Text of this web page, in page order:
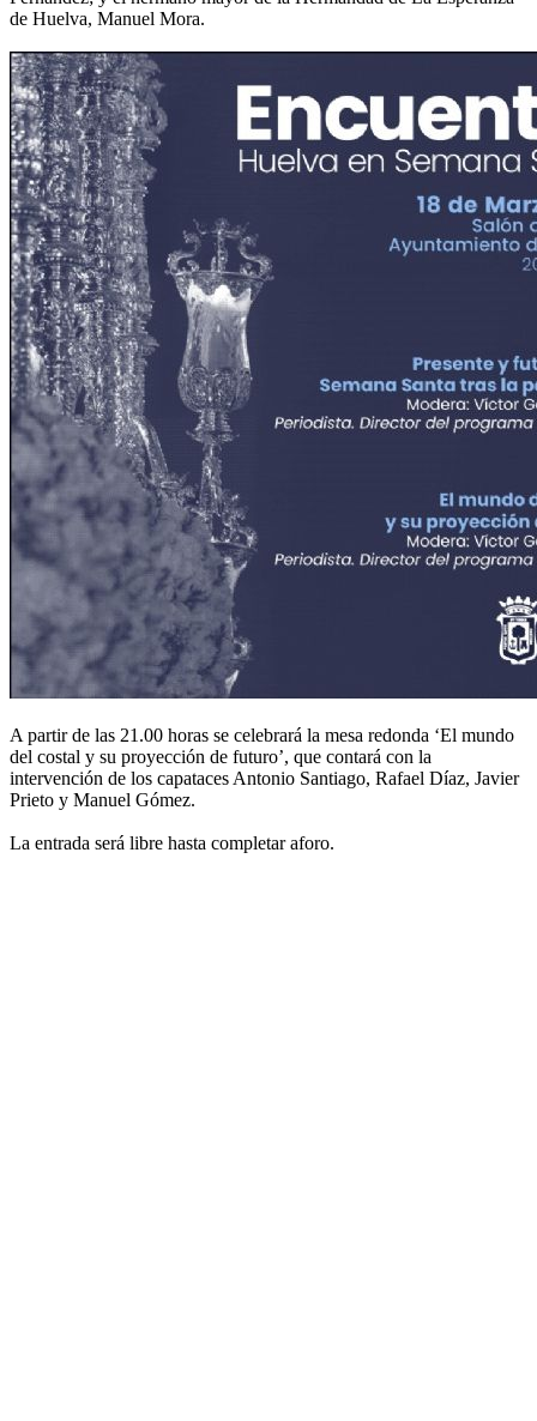
de Huelva, Manuel Mora.
A partir de las 21.00 horas se celebrará la mesa redonda ‘El mundo
del costal y su proyección de futuro’, que contará con la
intervención de los capataces Antonio Santiago, Rafael Díaz, Javier
Prieto y Manuel Gómez.
La entrada será libre hasta completar aforo.